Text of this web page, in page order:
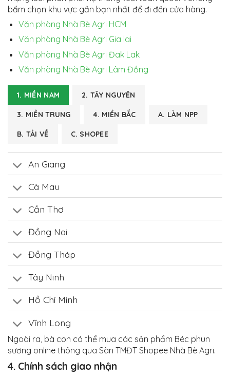
bấm chọn khu vực gần bạn nhất để đi đến cửa hàng.
Văn phòng Nhà Bè Agri HCM
Văn phòng Nhà Bè Agri Gia lai
Văn phòng Nhà Bè Agri Đak Lak
Văn phòng Nhà Bè Agri Lâm Đồng
1. MIỀN NAM 2. TÂY NGUYÊN
3. MIỀN TRUNG 4. MIỀN BẮC A. LÀM NPP
B. TẢI VỀ C. SHOPEE
An Giang
Cà Mau
Cần Thơ
Đồng Nai
Đồng Tháp
Tây Ninh
Hồ Chí Minh
Vĩnh Long
Ngoài ra, bà con có thể mua các sản phẩm Béc phun
sương online thông qua Sàn TMĐT Shopee Nhà Bè Agri.
4. Chính sách giao nhận